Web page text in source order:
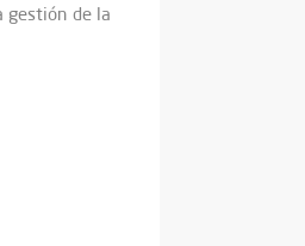
gestión de la